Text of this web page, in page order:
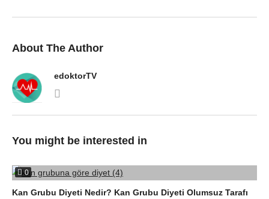
About The Author
edoktorTV
You might be interested in
0
Kan Grubu Diyeti Nedir? Kan Grubu Diyeti Olumsuz Tarafı